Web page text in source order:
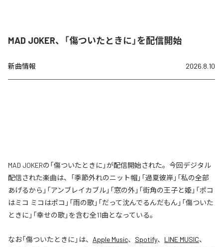
MAD JOKER、「傷ついたときに」を配信開始
新曲情報 2026.8.10
MAD JOKERの「傷ついたときに」が配信開始された。今回デジタル
配信された楽曲は、「季節外れのニット帽」「過夏彼岸」「私の全部
あげるから」「アンブレイカブル」「窓の外」「街角の王子と姫」「ポコ
はミコ ミコはポコ」「雨の歌」「だって沈んでるんだもん」「傷ついた
ときに」「幸せの歌」を含む全11曲となっている。
なお「傷ついたときに 」は、 Apple Music、 Spotify、 LINE MUSIC、